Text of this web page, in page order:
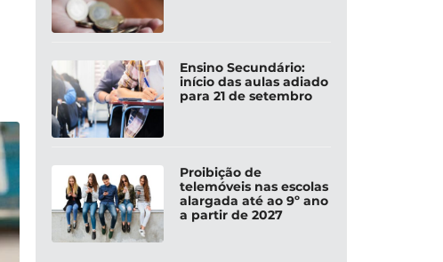
Ensino Secundário:
início das aulas adiado
para 21 de setembro
Proibição de
telemóveis nas escolas
alargada até ao 9º ano
a partir de 2027